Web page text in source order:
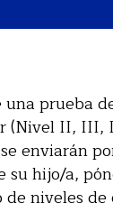
prueba
(Nivel II, III,
enviarán
hijo/a,
niveles de